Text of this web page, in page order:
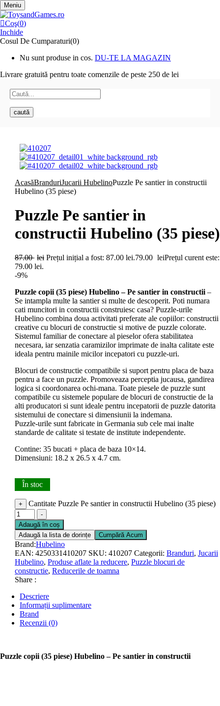
Meniu
Coş(0)
Inchide
Cosul De Cumparaturi(0)
Nu sunt produse in cos. DU-TE LA MAGAZIN
Livrare gratuită pentru toate comenzile de peste 250 de lei
caută
AcasăBranduriJucarii HubelinoPuzzle Pe santier in constructii
Hubelino (35 piese)
Puzzle Pe santier in
constructii Hubelino (35 piese)
87.00 lei Prețul inițial a fost: 87.00 lei.79.00 leiPrețul curent este:
79.00 lei.
-9%
Puzzle copii (35 piese) Hubelino – Pe santier in constructii –
Se intampla multe la santier si multe de descoperit. Poti numara
cati muncitori in constructii construiesc casa? Puzzle-urile
Hubelino combina doua activitati preferate ale copiilor: constructii
creative cu blocuri de constructie si motive de puzzle colorate.
Sistemul familiar de conectare al pieselor ofera stabilitatea
necesara, iar senzatia caramizilor imprimate de inalta calitate este
ideala pentru mainile micilor incepatori cu puzzle-uri.
Blocuri de constructie compatibile si suport pentru placa de baza
pentru a face un puzzle. Promoveaza perceptia jucausa, gandirea
logica si coordonarea ochi-mana. Toate piesele de puzzle sunt
compatibile cu sistemele populare de blocuri de constructie de la
alti producatori si sunt ideale pentru incepatorii de puzzle datorita
sistemului de conectare si dimensiunii la indemana.
Puzzle-urile sunt fabricate in Germania sub cele mai inalte
standarde de calitate si testate de institute independente.
Contine: 35 bucati + placa de baza 10×14.
Dimensiuni: 18.2 x 26.5 x 4.7 cm.
În stoc
+ Cantitate Puzzle Pe santier in constructii Hubelino (35 piese)
-
Adaugă în coș
Adaugă la lista de dorințe
Cumpără Acum
Brand:Hubelino
EAN: 4250331410207 SKU: 410207 Categorii: Branduri, Jucarii
Hubelino, Produse aflate la reducere, Puzzle blocuri de
constructie, Reducerile de toamna
Share :
Descriere
Informații suplimentare
Brand
Recenzii (0)
Puzzle copii (35 piese) Hubelino – Pe santier in constructii